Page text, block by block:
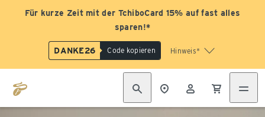
Für kurze Zeit mit der TchiboCard 15% auf fast alles
sparen!*
DANKE26 Code kopieren Hinweis*